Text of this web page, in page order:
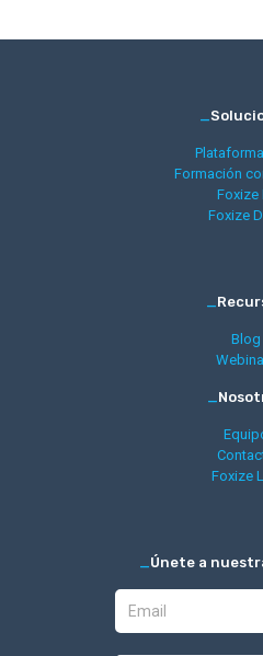
Formación
Foxize
Foxize
Blog
Foxize
Únete a